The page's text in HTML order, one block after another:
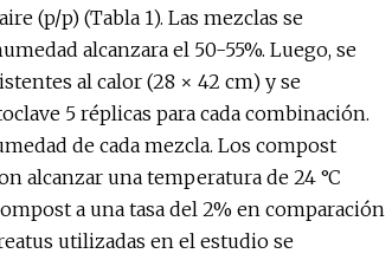
(p/p) (Tabla 1). Las mezclas se
alcanzara el 50-55%. Luego, se
al calor (28 × 42 cm) y se
5 réplicas para cada combinación.
de cada mezcla. Los compost
alcanzar una temperatura de 24 °C
a una tasa del 2% en comparación
utilizadas en el estudio se